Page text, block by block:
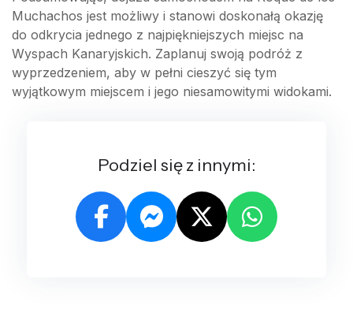
Muchachos jest możliwy i stanowi doskonałą okazję
do odkrycia jednego z najpiękniejszych miejsc na
Wyspach Kanaryjskich. Zaplanuj swoją podróż z
wyprzedzeniem, aby w pełni cieszyć się tym
wyjątkowym miejscem i jego niesamowitymi widokami.
Podziel się z innymi: